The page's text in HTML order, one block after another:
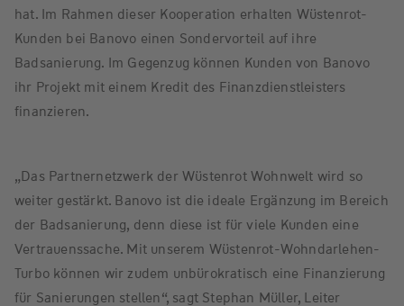
hat. Im Rahmen dieser Kooperation erhalten Wüstenrot-
Kunden bei Banovo einen Sondervorteil auf ihre
Badsanierung. Im Gegenzug können Kunden von Banovo
ihr Projekt mit einem Kredit des Finanzdienstleisters
finanzieren.
„Das Partnernetzwerk der Wüstenrot Wohnwelt wird so
weiter gestärkt. Banovo ist die ideale Ergänzung im Bereich
der Badsanierung, denn diese ist für viele Kunden eine
Vertrauenssache. Mit unserem Wüstenrot-Wohndarlehen-
Turbo können wir zudem unbürokratisch eine Finanzierung
für Sanierungen stellen“, sagt Stephan Müller, Leiter